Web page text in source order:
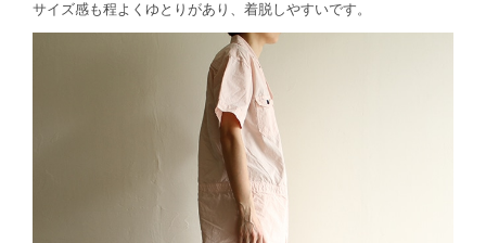
サイズ感も程よくゆとりがあり、着脱しやすいです。